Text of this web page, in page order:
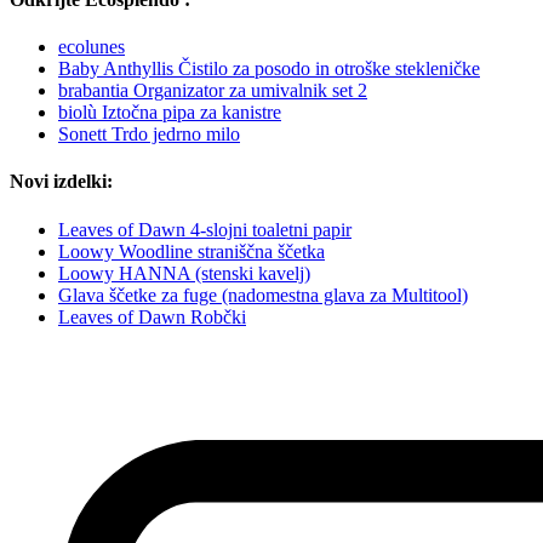
ecolunes
Baby Anthyllis Čistilo za posodo in otroške stekleničke
brabantia Organizator za umivalnik set 2
biolù Iztočna pipa za kanistre
Sonett Trdo jedrno milo
Novi izdelki:
Leaves of Dawn 4-slojni toaletni papir
Loowy Woodline straniščna ščetka
Loowy HANNA (stenski kavelj)
Glava ščetke za fuge (nadomestna glava za Multitool)
Leaves of Dawn Robčki